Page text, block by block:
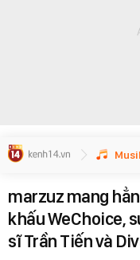
marzuz mang
khấu WeChoice,
sĩ Trần Tiến và